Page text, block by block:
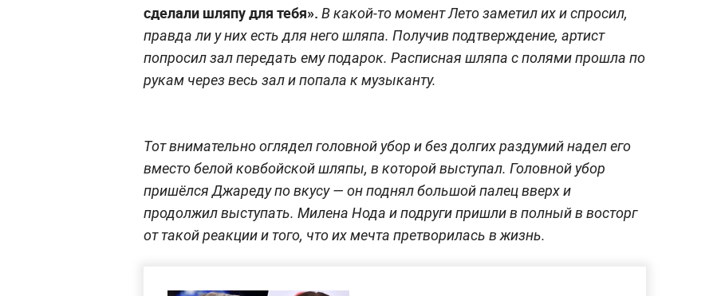
сделали шляпу для тебя». В какой-то момент Лето заметил их и спросил,
правда ли у них есть для него шляпа. Получив подтверждение, артист
попросил зал передать ему подарок. Расписная шляпа с полями прошла по
рукам через весь зал и попала к музыканту.
Тот внимательно оглядел головной убор и без долгих раздумий надел его
вместо белой ковбойской шляпы, в которой выступал. Головной убор
пришёлся Джареду по вкусу — он поднял большой палец вверх и
продолжил выступать. Милена Нода и подруги пришли в полный в восторг
от такой реакции и того, что их мечта претворилась в жизнь.